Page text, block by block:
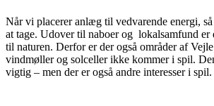
Når vi placerer anlæg til vedvarende energi, så
at tage. Udover til naboer og lokalsamfund er
til naturen. Derfor er der også områder af
vindmøller og solceller ikke kommer i spil.
vigtig – men der er også andre interesser i spil.